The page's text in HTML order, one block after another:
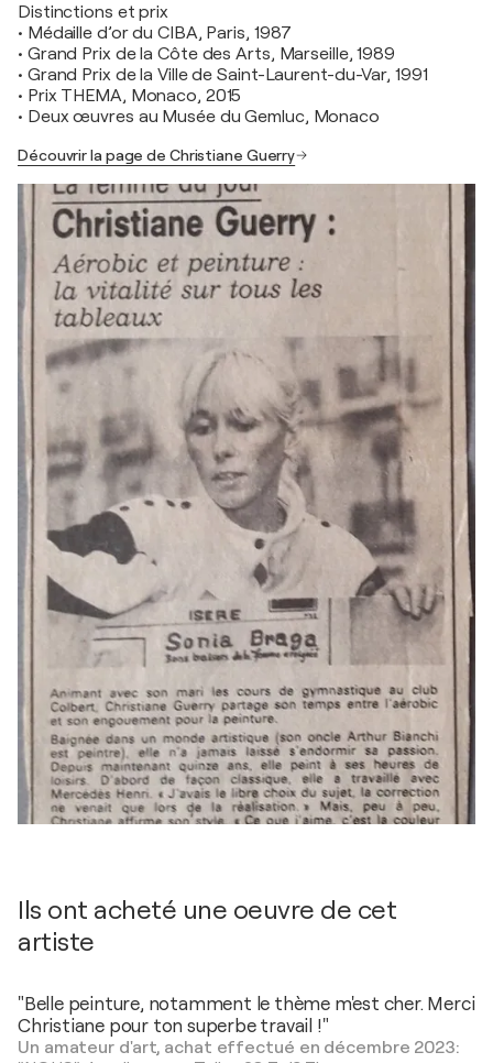
Distinctions et prix
• Médaille d’or du CIBA, Paris, 1987
• Grand Prix de la Côte des Arts, Marseille, 1989
• Grand Prix de la Ville de Saint-Laurent-du-Var, 1991
• Prix THEMA, Monaco, 2015
• Deux œuvres au Musée du Gemluc, Monaco
Découvrir la page de Christiane Guerry
Ils ont acheté une oeuvre de cet
artiste
"Belle peinture, notamment le thème m'est cher. Merci
Christiane pour ton superbe travail !"
Un amateur d'art, achat effectué en décembre 2023: